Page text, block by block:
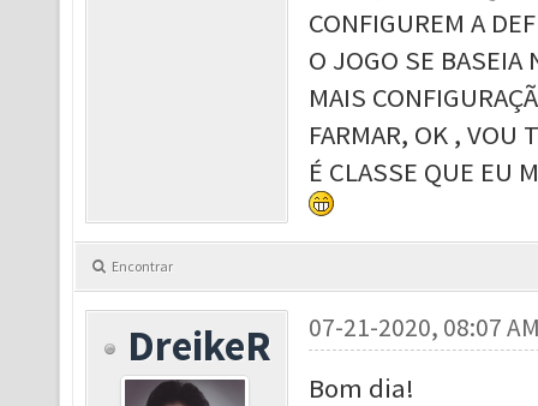
CONFIGUREM A
O JOGO SE BASEIA
MAIS
FARMAR, OK , VOU
É CLASSE QUE EU
Encontrar
DreikeR 07-21-2020, 08:07
Bom dia!